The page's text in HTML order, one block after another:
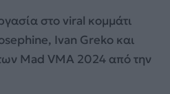
στο viral κομμάτι
Ivan Greko και
Mad VMA 2024 από την